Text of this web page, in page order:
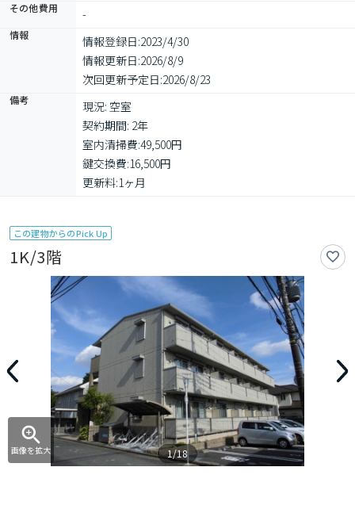
その他費用 -
情報 情報登録日:2023/4/30
情報更新日:2026/8/9
次回更新予定日:2026/8/23
備考
現況: 空室
契約期間: 2年
室内清掃費:49,500円
鍵交換費:16,500円
更新料:1ヶ月
この建物からのPick Up
1K/3階
画像を拡大 1/18